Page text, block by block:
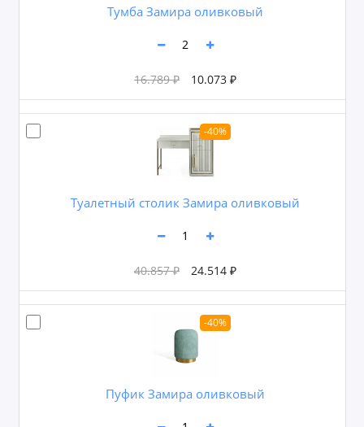
Тумба Замира оливковый
16.789 ₽ 10.073 ₽
-40%
Туалетный столик Замира оливковый
40.857 ₽ 24.514 ₽
-40%
Пуфик Замира оливковый